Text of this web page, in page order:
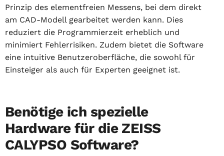
Prinzip des elementfreien Messens, bei dem direkt
am CAD-Modell gearbeitet werden kann. Dies
reduziert die Programmierzeit erheblich und
minimiert Fehlerrisiken. Zudem bietet die Software
eine intuitive Benutzeroberfläche, die sowohl für
Einsteiger als auch für Experten geeignet ist.
Benötige ich spezielle
Hardware für die ZEISS
CALYPSO Software?